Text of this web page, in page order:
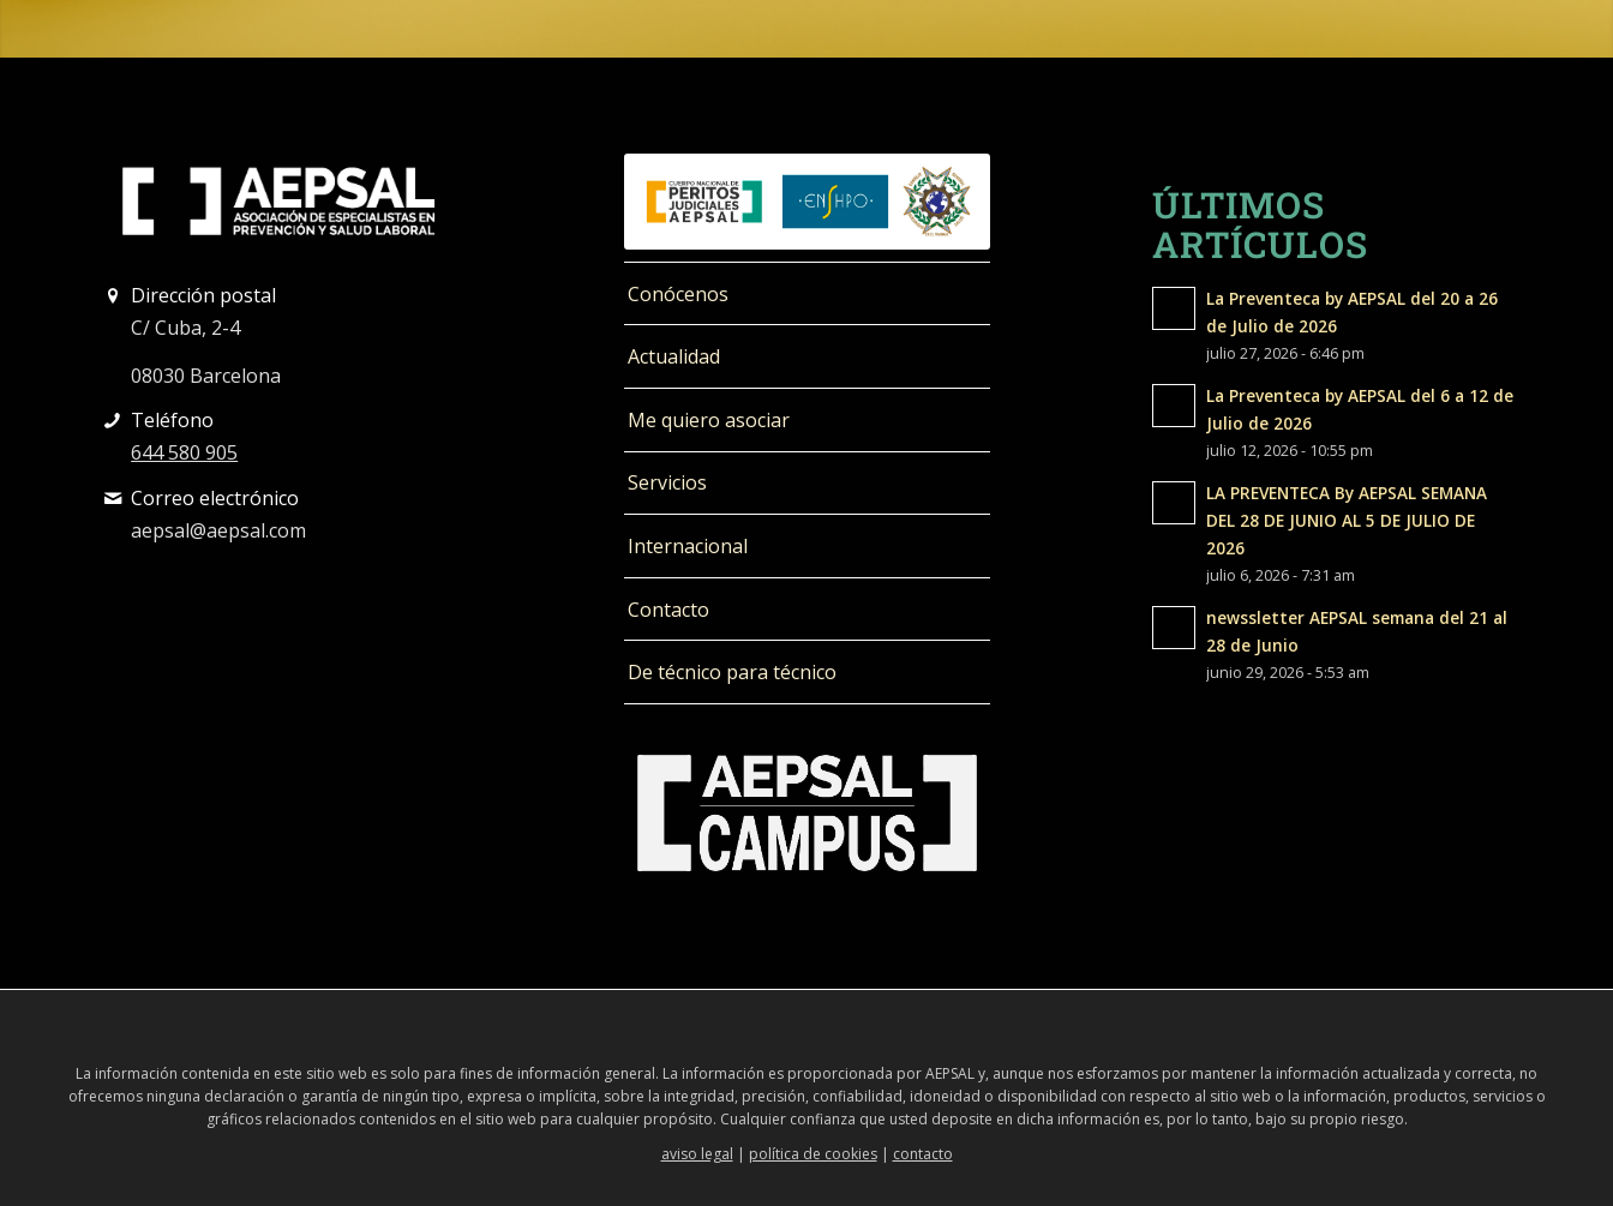
Dirección postal
C/ Cuba, 2-4
08030 Barcelona
Teléfono
644 580 905
Correo electrónico
aepsal@aepsal.com
Conócenos
Actualidad
Me quiero asociar
Servicios
Internacional
Contacto
De técnico para técnico
ÚLTIMOS
ARTÍCULOS
La Preventeca by AEPSAL del 20 a 26
de Julio de 2026
julio 27, 2026 - 6:46 pm
La Preventeca by AEPSAL del 6 a 12 de
Julio de 2026
julio 12, 2026 - 10:55 pm
LA PREVENTECA By AEPSAL SEMANA
DEL 28 DE JUNIO AL 5 DE JULIO DE
2026
julio 6, 2026 - 7:31 am
newssletter AEPSAL semana del 21 al
28 de Junio
junio 29, 2026 - 5:53 am
La información contenida en este sitio web es solo para fines de información general. La información es proporcionada por AEPSAL y, aunque nos esforzamos por mantener la información actualizada y correcta, no
ofrecemos ninguna declaración o garantía de ningún tipo, expresa o implícita, sobre la integridad, precisión, confiabilidad, idoneidad o disponibilidad con respecto al sitio web o la información, productos, servicios o
gráficos relacionados contenidos en el sitio web para cualquier propósito. Cualquier confianza que usted deposite en dicha información es, por lo tanto, bajo su propio riesgo.
aviso legal | política de cookies| contacto